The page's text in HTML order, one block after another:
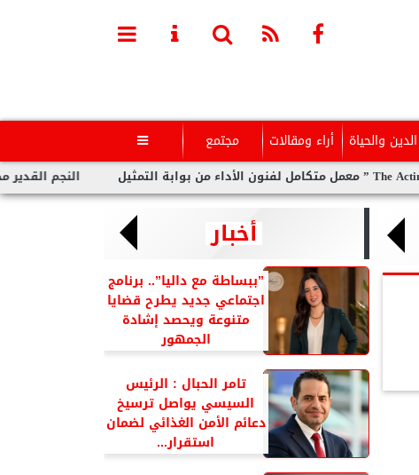
الدين والحياة أراء ومقالات مجتمع 
النجم القدير محمد
أخبار
”ببساطة مع داليا”.. برنامج
اجتماعي جديد يطرح قضايا
متنوعة ويحصد إشادة
الجمهور
تامر الحبال : الرئيس
السيسي يواصل ترسيخ
دعائم الأمن الغذائي لضمان
استقرار...